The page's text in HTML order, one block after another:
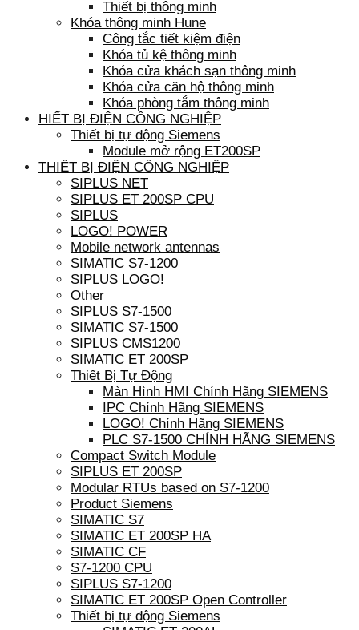
Thiết bị thông minh
Khóa thông minh Hune
Công tắc tiết kiệm điện
Khóa tủ kệ thông minh
Khóa cửa khách sạn thông minh
Khóa cửa căn hộ thông minh
Khóa phòng tắm thông minh
HIẾT BỊ ĐIỆN CÔNG NGHIỆP
Thiết bị tự động Siemens
Module mở rộng ET200SP
THIẾT BỊ ĐIỆN CÔNG NGHIỆP
SIPLUS NET
SIPLUS ET 200SP CPU
SIPLUS
LOGO! POWER
Mobile network antennas
SIMATIC S7-1200
SIPLUS LOGO!
Other
SIPLUS S7-1500
SIMATIC S7-1500
SIPLUS CMS1200
SIMATIC ET 200SP
Thiết Bị Tự Động
Màn Hình HMI Chính Hãng SIEMENS
IPC Chính Hãng SIEMENS
LOGO! Chính Hãng SIEMENS
PLC S7-1500 CHÍNH HÃNG SIEMENS
Compact Switch Module
SIPLUS ET 200SP
Modular RTUs based on S7-1200
Product Siemens
SIMATIC S7
SIMATIC ET 200SP HA
SIMATIC CF
S7-1200 CPU
SIPLUS S7-1200
SIMATIC ET 200SP Open Controller
Thiết bị tự động Siemens